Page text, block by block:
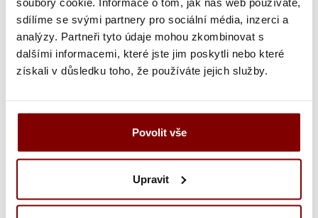
sdílíme se svými partnery pro sociální média, inzerci a
analýzy. Partneři tyto údaje mohou zkombinovat s
dalšími informacemi, které jste jim poskytli nebo které
získali v důsledku toho, že používáte jejich služby.
Povolit vše
Upravit
Vyšitie loga a textu (bez grafickej úpravy) +
10.20€Ak ste si u nás už logo nechali vyšívať a
chcete ho znovu vyšiť z loga, ktoré už máme u
nás uložené.
16,45€ ks